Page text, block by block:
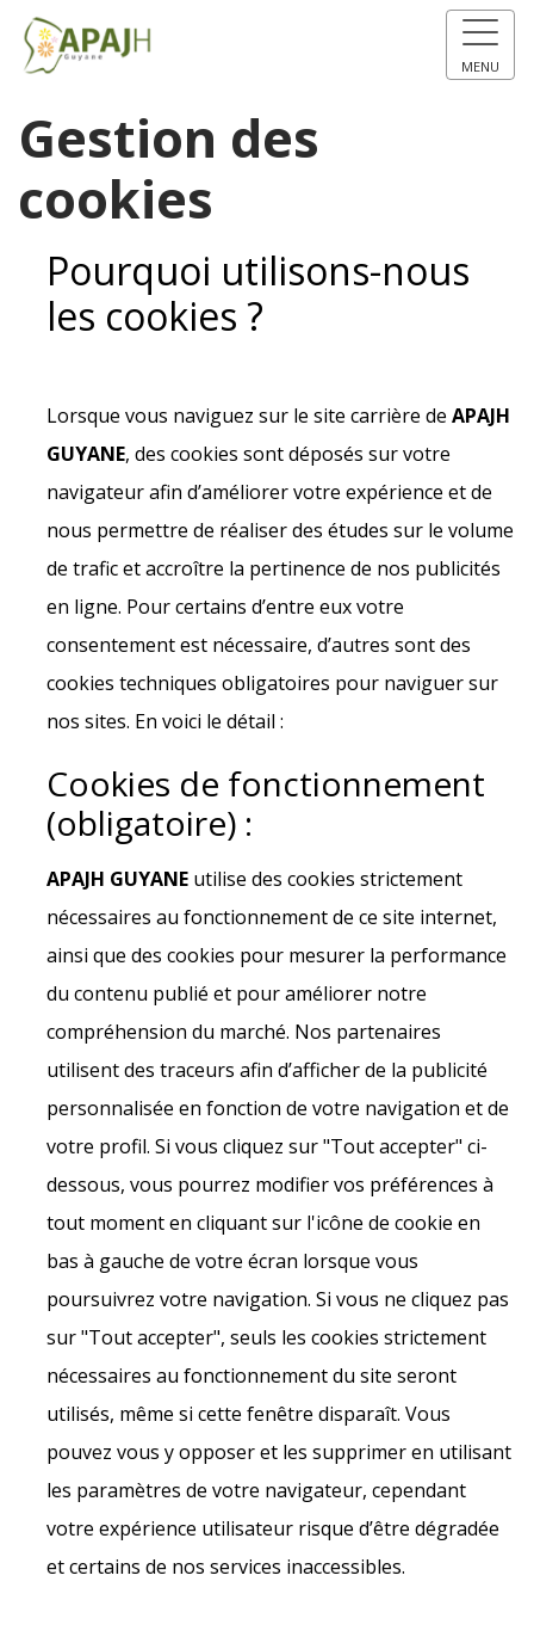
MENU
Gestion des
cookies
Pourquoi utilisons-nous
les cookies ?
Lorsque vous naviguez sur le site carrière de APAJH
GUYANE, des cookies sont déposés sur votre
navigateur afin d’améliorer votre expérience et de
nous permettre de réaliser des études sur le volume
de trafic et accroître la pertinence de nos publicités
en ligne. Pour certains d’entre eux votre
consentement est nécessaire, d’autres sont des
cookies techniques obligatoires pour naviguer sur
nos sites. En voici le détail :
Cookies de fonctionnement
(obligatoire) :
APAJH GUYANE utilise des cookies strictement
nécessaires au fonctionnement de ce site internet,
ainsi que des cookies pour mesurer la performance
du contenu publié et pour améliorer notre
compréhension du marché. Nos partenaires
utilisent des traceurs afin d’afficher de la publicité
personnalisée en fonction de votre navigation et de
votre profil. Si vous cliquez sur "Tout accepter" ci-
dessous, vous pourrez modifier vos préférences à
tout moment en cliquant sur l'icône de cookie en
bas à gauche de votre écran lorsque vous
poursuivrez votre navigation. Si vous ne cliquez pas
sur "Tout accepter", seuls les cookies strictement
nécessaires au fonctionnement du site seront
utilisés, même si cette fenêtre disparaît. Vous
pouvez vous y opposer et les supprimer en utilisant
les paramètres de votre navigateur, cependant
votre expérience utilisateur risque d’être dégradée
et certains de nos services inaccessibles.